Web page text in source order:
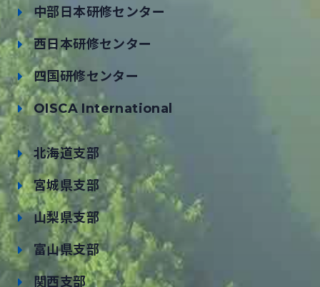
中部日本研修センター
西日本研修センター
四国研修センター
OISCA International
北海道支部
宮城県支部
山梨県支部
富山県支部
関西支部